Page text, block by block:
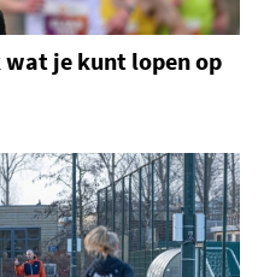
wat je kunt lopen op